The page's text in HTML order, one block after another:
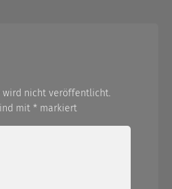
wird nicht veröffentlicht.
mit * markiert